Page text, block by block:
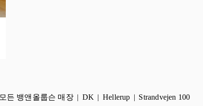
모든 뱅앤올룹슨 매장 DK Hellerup Strandvejen 100